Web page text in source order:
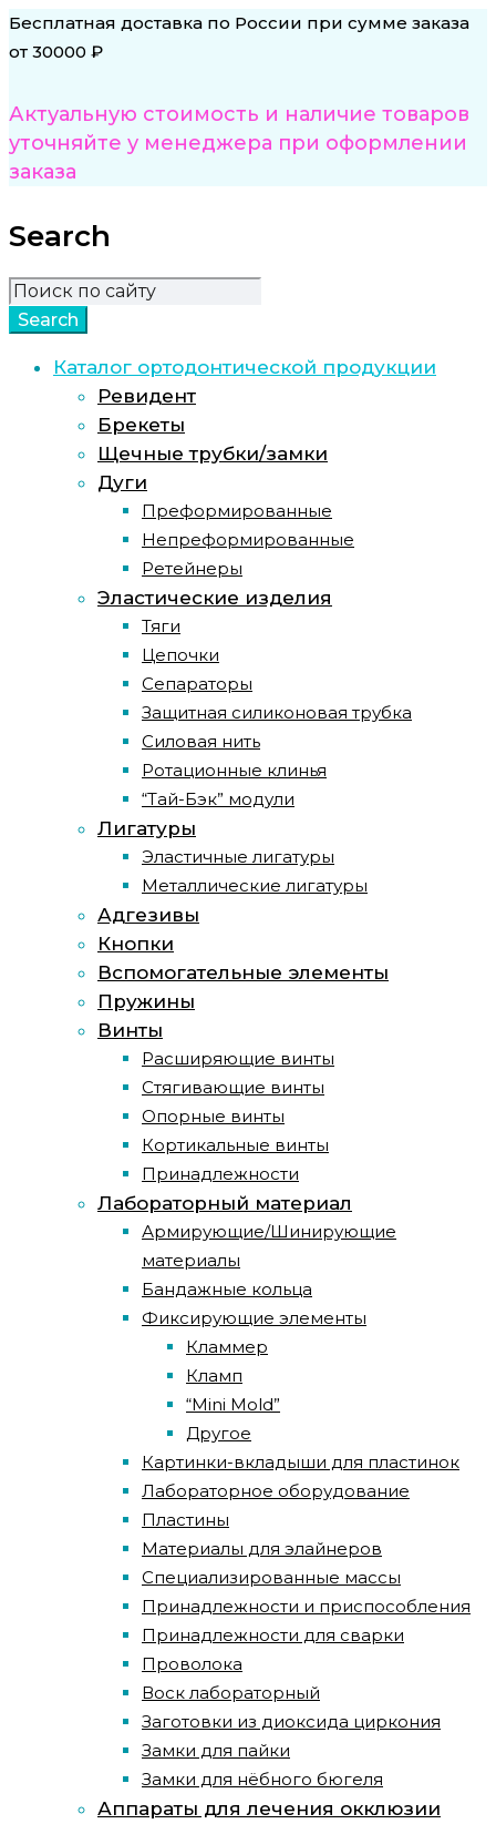
Бесплатная доставка по России при сумме заказа
от 30000 ₽
Актуальную стоимость и наличие товаров
уточняйте у менеджера при оформлении
заказа
Search
Каталог ортодонтической продукции
Ревидент
Брекеты
Щечные трубки/замки
Дуги
Преформированные
Непреформированные
Ретейнеры
Эластические изделия
Тяги
Цепочки
Сепараторы
Защитная силиконовая трубка
Силовая нить
Ротационные клинья
“Тай-Бэк” модули
Лигатуры
Эластичные лигатуры
Металлические лигатуры
Адгезивы
Кнопки
Вспомогательные элементы
Пружины
Винты
Расширяющие винты
Стягивающие винты
Опорные винты
Кортикальные винты
Принадлежности
Лабораторный материал
Армирующие/Шинирующие
материалы
Бандажные кольца
Фиксирующие элементы
Кламмер
Кламп
“Mini Mold”
Другое
Картинки-вкладыши для пластинок
Лабораторное оборудование
Пластины
Материалы для элайнеров
Специализированные массы
Принадлежности и приспособления
Принадлежности для сварки
Проволока
Воск лабораторный
Заготовки из диоксида циркония
Замки для пайки
Замки для нёбного бюгеля
Аппараты для лечения окклюзии